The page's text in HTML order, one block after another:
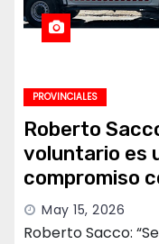
PROVINCIALES
Roberto
voluntario es
compromiso
May 15, 2026
Roberto Sacco: